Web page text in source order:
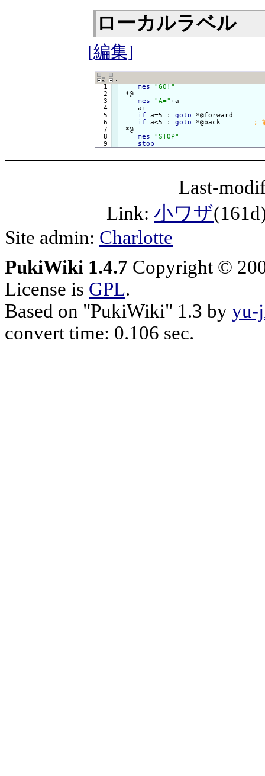
ローカルラベル
[編集]
  1
  2
  3
  4
  5
  6
  7
  8
mes
"GO!"
*@
mes
"A="+a
    a+
if
a=5 : goto
if
a<5 : goto
*@back
*@
mes
"STOP"
stop
Last-
Link: 小ワザ
Site admin: Charlotte
PukiWiki 1.4.7 Copyright ©
License is GPL.
Based on "PukiWiki" 1.3 by yu-
convert time: 0.106 sec.